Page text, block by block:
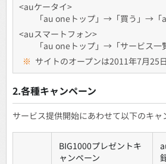
<auケータイ>
「au oneトップ」→「買う」→「
<auスマートフォン>
「au oneトップ」→「サービス
※ サイトのオープンは2011年7月25日
2.各種キャンペーン
サービス提供開始にあわせて以下のキャ
BIG1000プレゼントキ
ャンペーン